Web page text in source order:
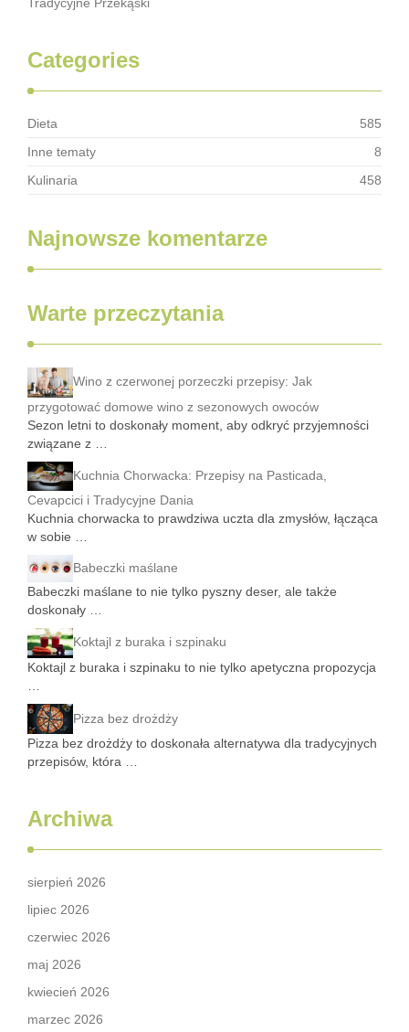
Categories
Dieta
585
Inne tematy
8
Kulinaria
458
Najnowsze komentarze
Warte przeczytania
Wino z czerwonej porzeczki przepisy: Jak
przygotować domowe wino z sezonowych owoców
Sezon letni to doskonały moment, aby odkryć przyjemności
związane z …
Kuchnia Chorwacka: Przepisy na Pasticada,
Cevapcici i Tradycyjne Dania
Kuchnia chorwacka to prawdziwa uczta dla zmysłów, łącząca
w sobie …
Babeczki maślane
Babeczki maślane to nie tylko pyszny deser, ale także
doskonały …
Koktajl z buraka i szpinaku
Koktajl z buraka i szpinaku to nie tylko apetyczna propozycja
Pizza bez drożdży
Pizza bez drożdży to doskonała alternatywa dla tradycyjnych
przepisów, która …
Archiwa
sierpień 2026
lipiec 2026
czerwiec 2026
maj 2026
kwiecień 2026
marzec 2026